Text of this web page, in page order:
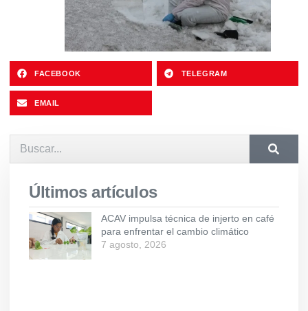
FACEBOOK TELEGRAM
EMAIL
Últimos artículos
ACAV impulsa técnica de injerto en café
para enfrentar el cambio climático
7 agosto, 2026